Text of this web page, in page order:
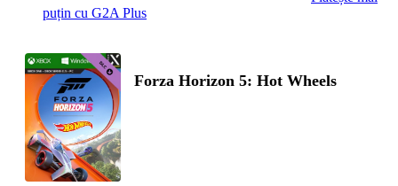
puțin cu G2A Plus
Forza Horizon 5: Hot Wheels